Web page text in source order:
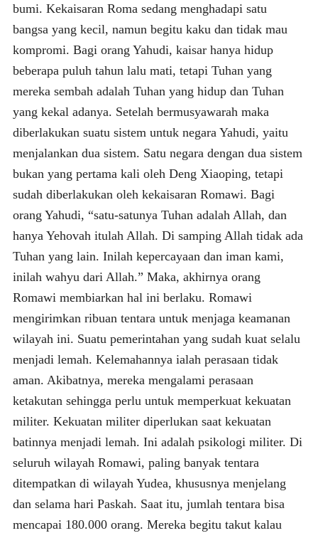
bumi. Kekaisaran Roma sedang menghadapi satu
bangsa yang kecil, namun begitu kaku dan tidak mau
kompromi. Bagi orang Yahudi, kaisar hanya hidup
beberapa puluh tahun lalu mati, tetapi Tuhan yang
mereka sembah adalah Tuhan yang hidup dan Tuhan
yang kekal adanya. Setelah bermusyawarah maka
diberlakukan suatu sistem untuk negara Yahudi, yaitu
menjalankan dua sistem. Satu negara dengan dua sistem
bukan yang pertama kali oleh Deng Xiaoping, tetapi
sudah diberlakukan oleh kekaisaran Romawi. Bagi
orang Yahudi, “satu-satunya Tuhan adalah Allah, dan
hanya Yehovah itulah Allah. Di samping Allah tidak ada
Tuhan yang lain. Inilah kepercayaan dan iman kami,
inilah wahyu dari Allah.” Maka, akhirnya orang
Romawi membiarkan hal ini berlaku. Romawi
mengirimkan ribuan tentara untuk menjaga keamanan
wilayah ini. Suatu pemerintahan yang sudah kuat selalu
menjadi lemah. Kelemahannya ialah perasaan tidak
aman. Akibatnya, mereka mengalami perasaan
ketakutan sehingga perlu untuk memperkuat kekuatan
militer. Kekuatan militer diperlukan saat kekuatan
batinnya menjadi lemah. Ini adalah psikologi militer. Di
seluruh wilayah Romawi, paling banyak tentara
ditempatkan di wilayah Yudea, khususnya menjelang
dan selama hari Paskah. Saat itu, jumlah tentara bisa
mencapai 180.000 orang. Mereka begitu takut kalau